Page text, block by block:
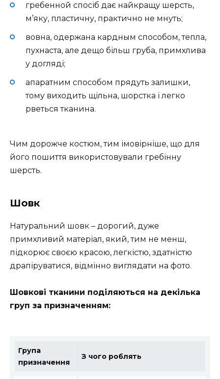
гребенной спосіб дає найкращу шерсть,
м’яку, пластичну, практично не мнуть;
вовна, одержана кардным способом, тепла,
пухнаста, але дещо більш груба, примхлива
у догляді;
апаратним способом прядуть залишки,
тому виходить щільна, шорстка і легко
рветься тканина.
Чим дорожче костюм, тим імовірніше, що для
його пошиття використовували гребінну
шерсть.
Шовк
Натуральний шовк – дорогий, дуже
примхливий матеріал, який, тим не менш,
підкорює своєю красою, легкістю, здатністю
драпіруватися, відмінно виглядати на фото.
Шовкові тканини поділяються на декілька
груп за призначенням:
Група
призначення
З чого роблять